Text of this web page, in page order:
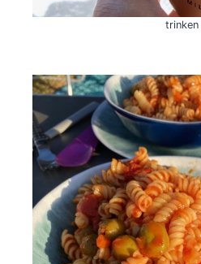
trinken